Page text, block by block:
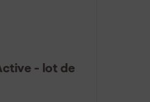
- lot de